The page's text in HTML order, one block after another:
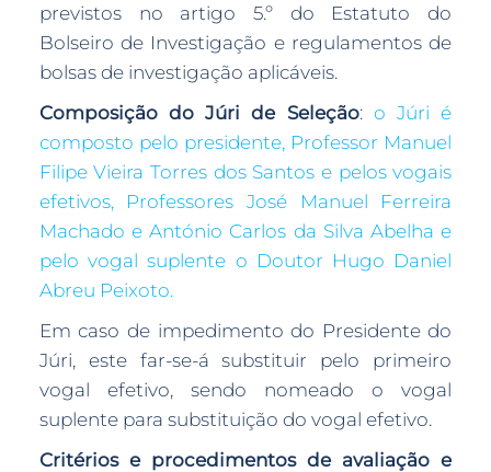
previstos no artigo 5.º do Estatuto do
Bolseiro de Investigação e regulamentos de
bolsas de investigação aplicáveis.
Composição do Júri de Seleção: o Júri é
composto pelo presidente, Professor Manuel
Filipe Vieira Torres dos Santos e pelos vogais
efetivos, Professores José Manuel Ferreira
Machado e António Carlos da Silva Abelha e
pelo vogal suplente o Doutor Hugo Daniel
Abreu Peixoto.
Em caso de impedimento do Presidente do
Júri, este far-se-á substituir pelo primeiro
vogal efetivo, sendo nomeado o vogal
suplente para substituição do vogal efetivo.
Critérios e procedimentos de avaliação e